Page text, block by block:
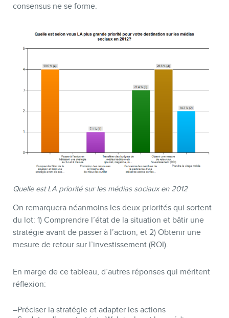
consensus ne se forme.
Quelle est LA priorité sur les médias sociaux en 2012
On remarquera néanmoins les deux priorités qui sortent
du lot: 1) Comprendre l’état de la situation et bâtir une
stratégie avant de passer à l’action, et 2) Obtenir une
mesure de retour sur l’investissement (ROI).
En marge de ce tableau, d’autres réponses qui méritent
réflexion:
–Préciser la stratégie et adapter les actions